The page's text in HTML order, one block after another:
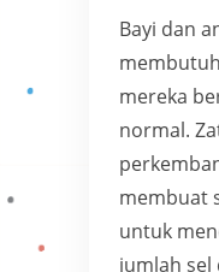
Bayi dan
mereka
normal.
membuat
untuk
jumlah sel